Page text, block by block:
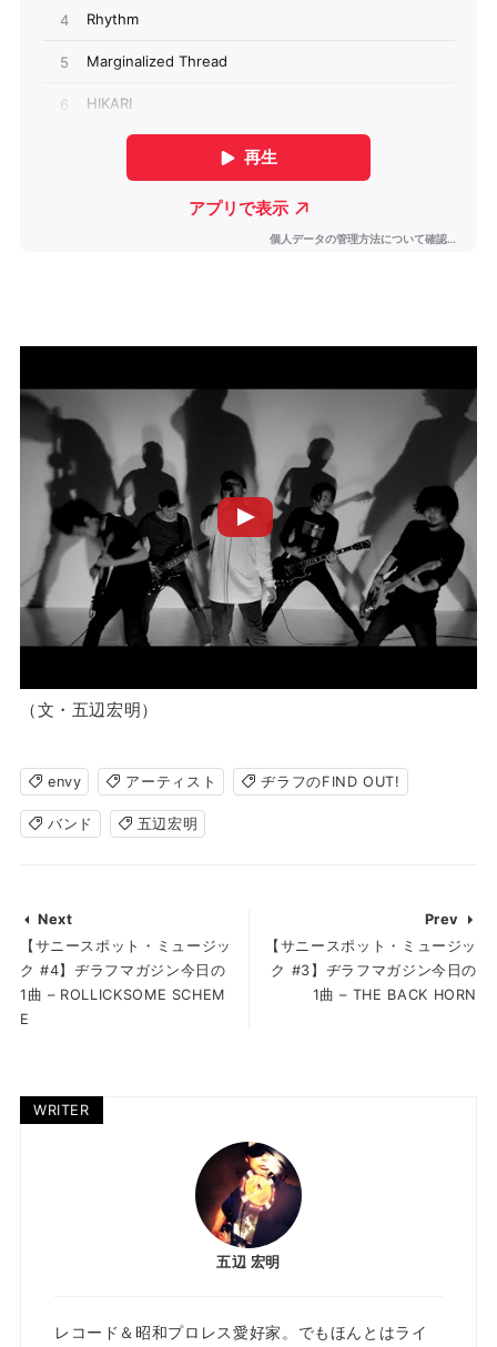
（文・五辺宏明）
envy アーティスト ヂラフのFIND OUT!
バンド 五辺宏明
Next
【サニースポット・ミュージッ
ク #4】ヂラフマガジン今日の
1曲 – ROLLICKSOME SCHEM
E
Prev
【サニースポット・ミュージッ
ク #3】ヂラフマガジン今日の
1曲 – THE BACK HORN
WRITER
五辺 宏明
レコード＆昭和プロレス愛好家。でもほんとはライ